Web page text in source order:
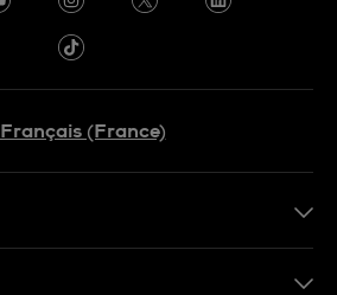
Français (France)